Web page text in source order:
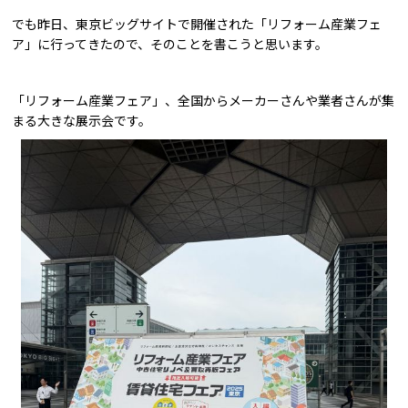
でも昨日、東京ビッグサイトで開催された「リフォーム産業フェ
ア」に行ってきたので、そのことを書こうと思います。
「リフォーム産業フェア」、全国からメーカーさんや業者さんが集
まる大きな展示会です。